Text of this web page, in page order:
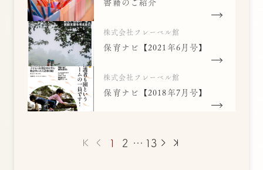
書籍のご紹介
株式会社フレーベル館
保育ナビ【2021年6月号】
株式会社フレーベル館
保育ナビ【2018年7月号】
1 2 … 13